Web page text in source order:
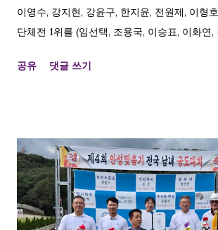
이영수, 강지현, 강윤구, 한지윤, 전원제, 이형
단체전 1위를 (임선택, 조용국, 이승표, 이화연,
성부 1위 를 차지하였습니다. 용인시와 용무
전 장년부 1위 김용문접장 개인전 여성부 1위
공유 댓글 쓰기